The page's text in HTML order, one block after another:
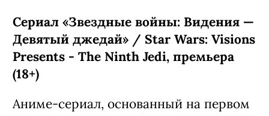
Сериал «Звездные войны: Видения —
Девятый джедай» / Star Wars: Visions
Presents - The Ninth Jedi, премьера
(18+)
Аниме-сериал, основанный на первом